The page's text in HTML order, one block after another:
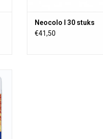
Neocolo I 30 stuks
€41,50